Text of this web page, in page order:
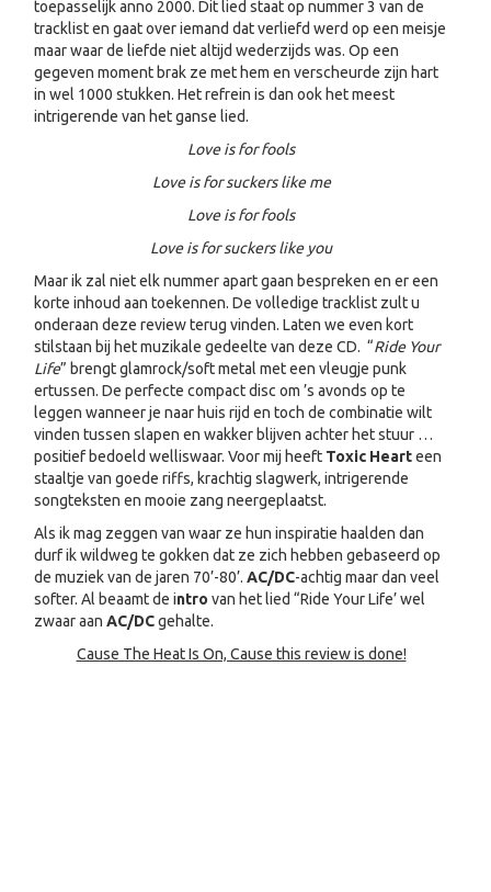
toepasselijk anno 2000. Dit lied staat op nummer 3 van de
tracklist en gaat over iemand dat verliefd werd op een meisje
maar waar de liefde niet altijd wederzijds was. Op een
gegeven moment brak ze met hem en verscheurde zijn hart
in wel 1000 stukken. Het refrein is dan ook het meest
intrigerende van het ganse lied.
Love is for fools
Love is for suckers like me
Love is for fools
Love is for suckers like you
Maar ik zal niet elk nummer apart gaan bespreken en er een
korte inhoud aan toekennen. De volledige tracklist zult u
onderaan deze review terug vinden. Laten we even kort
stilstaan bij het muzikale gedeelte van deze CD. “Ride Your
Life” brengt glamrock/soft metal met een vleugje punk
ertussen. De perfecte compact disc om ’s avonds op te
leggen wanneer je naar huis rijd en toch de combinatie wilt
vinden tussen slapen en wakker blijven achter het stuur …
positief bedoeld welliswaar. Voor mij heeft Toxic Hearteen
staaltje van goede riffs, krachtig slagwerk, intrigerende
songteksten en mooie zang neergeplaatst.
Als ik mag zeggen van waar ze hun inspiratie haalden dan
durf ik wildweg te gokken dat ze zich hebben gebaseerd op
de muziek van de jaren 70’-80’. AC/DC-achtig maar dan veel
softer. Al beaamt de intro van het lied “Ride Your Life’ wel
zwaar aan AC/DCgehalte.
Cause The Heat Is On, Cause this review is done!